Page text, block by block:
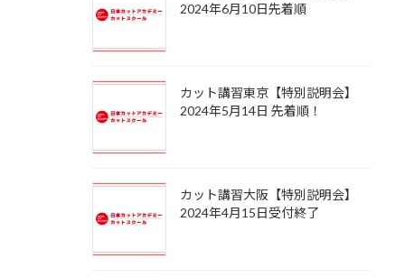
2024年6月10日先着順
カット講習東京【特別説明会】
2024年5月14日 先着順！
カット講習大阪【特別説明会】
2024年4月15日受付終了